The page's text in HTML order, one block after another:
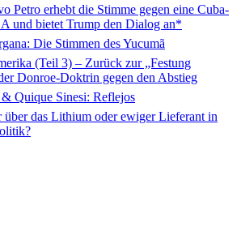
Petro erhebt die Stimme gegen eine Cuba-
und bietet Trump den Dialog an*
Die Stimmen des Yucumã
(Teil 3) – Zurück zur „Festung
Donroe-Doktrin gegen den Abstieg
Quique Sinesi: Reflejos
über das Lithium oder ewiger Lieferant in